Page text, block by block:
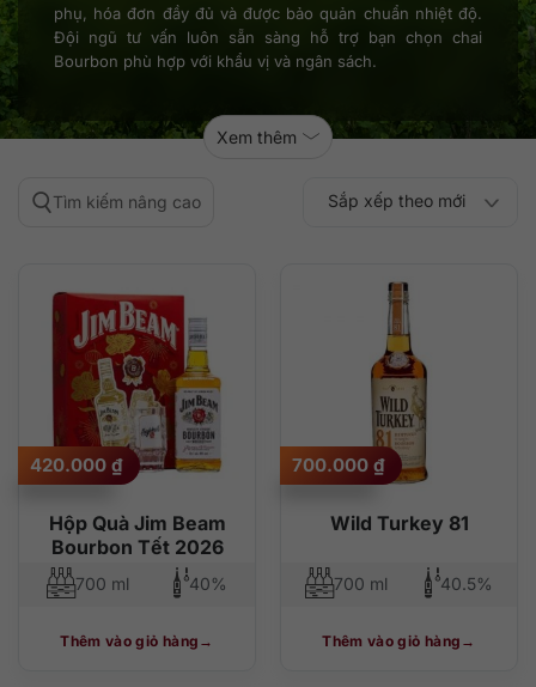
phụ, hóa đơn đầy đủ và được bảo quản chuẩn nhiệt độ.
Đội ngũ tư vấn luôn sẵn sàng hỗ trợ bạn chọn chai
Bourbon phù hợp với khẩu vị và ngân sách.
Xem thêm
Tìm kiếm nâng cao Sắp xếp theo
độ phổ biến
Sắp xếp theo mới
thấp đến cao
cao đến thấp
Hộp Quà Jim Beam
Bourbon Tết 2026
420.000 ₫
700 ml 40%
Thêm vào giỏ hàng
Wild Turkey 81
700.000 ₫
700 ml 40.5%
Thêm vào giỏ hàng